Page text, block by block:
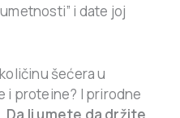
i date joj
šećera u
i proteine? I prirodne